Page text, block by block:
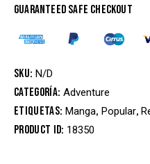
Guaranteed safe checkout
SKU: N/D
Categoría: Adventure
Etiquetas: Manga, Popular,
Product ID: 18350